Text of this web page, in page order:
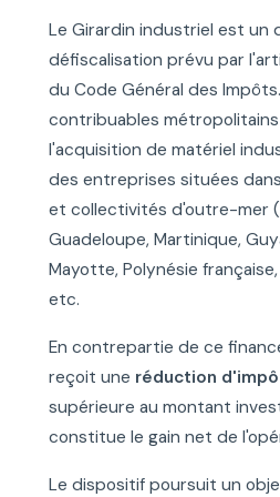
Le Girardin industriel est un
défiscalisation prévu par
du Code Général des
contribuables
l'acquisition de matériel
des entreprises situées
et collectivités d'outre-mer
Guadeloupe, Martinique,
Mayotte, Polynésie
etc.
En contrepartie de ce
reçoit une réduction
supérieure au montant
constitue le gain net de
Le dispositif poursuit un